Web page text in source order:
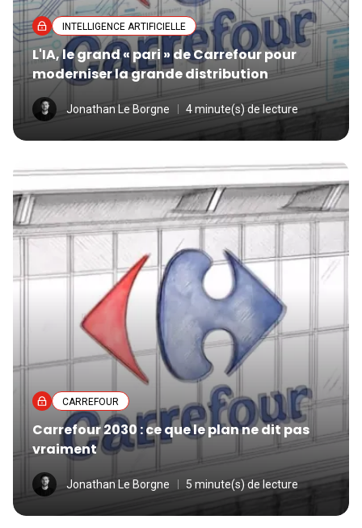
INTELLIGENCE ARTIFICIELLE
L'IA, le grand « pari » de Carrefour pour
moderniser la grande distribution
Jonathan Le Borgne 4 minute(s) de lecture
CARREFOUR
Carrefour 2030 : ce que le plan ne dit pas
vraiment
Jonathan Le Borgne 5 minute(s) de lecture